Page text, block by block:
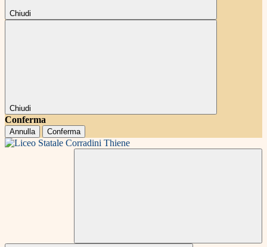
Chiudi
Chiudi
Conferma
Annulla Conferma